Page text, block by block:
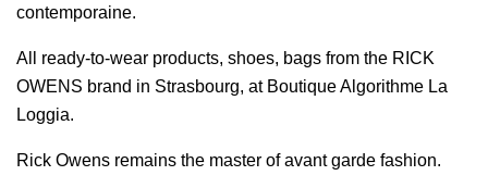
contemporaine.
All ready-to-wear products, shoes, bags from the RICK
OWENS brand in Strasbourg, at Boutique Algorithme La
Loggia.
Rick Owens remains the master of avant garde fashion.